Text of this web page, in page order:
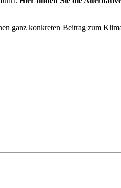
ganz konkreten Beitrag zum